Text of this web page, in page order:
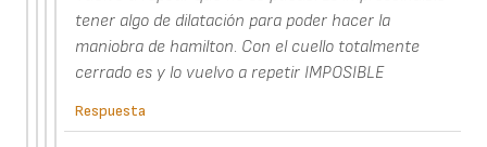
tener algo de dilatación para poder hacer la
maniobra de hamilton. Con el cuello totalmente
cerrado es y lo vuelvo a repetir IMPOSIBLE
Respuesta